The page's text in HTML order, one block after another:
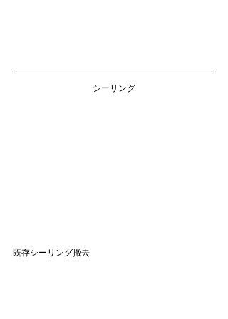
シーリング
既存シーリング撤去